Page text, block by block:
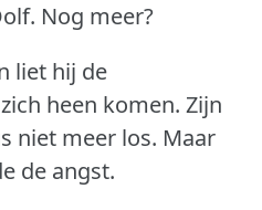
Nog meer?
liet hij de
heen komen. Zijn
niet meer los. Maar
de angst.